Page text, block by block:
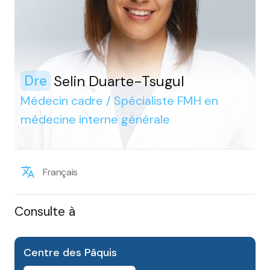
Dre Selin Duarte-Tsugul
Médecin cadre / Spécialiste FMH en
médecine interne générale
Français
Consulte à
Centre des Pâquis